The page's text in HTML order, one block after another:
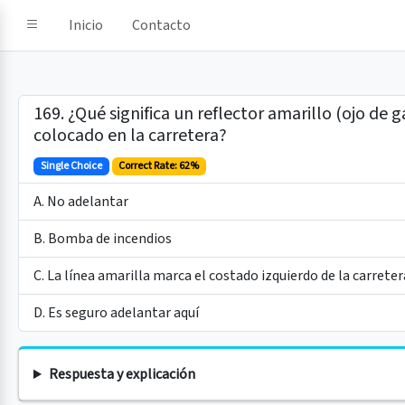
Inicio Contacto
IA
169. ¿Qué significa un reflector amarillo (ojo de
colocado en la carretera?
Single Choice Correct Rate: 62%
A. No adelantar
B. Bomba de incendios
C. La línea amarilla marca el costado izquierdo de la
D. Es seguro adelantar aquí
Respuesta y explicación